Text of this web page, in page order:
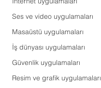
Ses ve video uygulamaları
Masaüstü uygulamaları
İş dünyası uygulamaları
Güvenlik uygulamaları
Resim ve grafik uygulamaları